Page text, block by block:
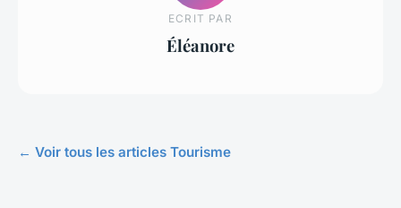
ECRIT PAR
Éléanore
← Voir tous les articles Tourisme